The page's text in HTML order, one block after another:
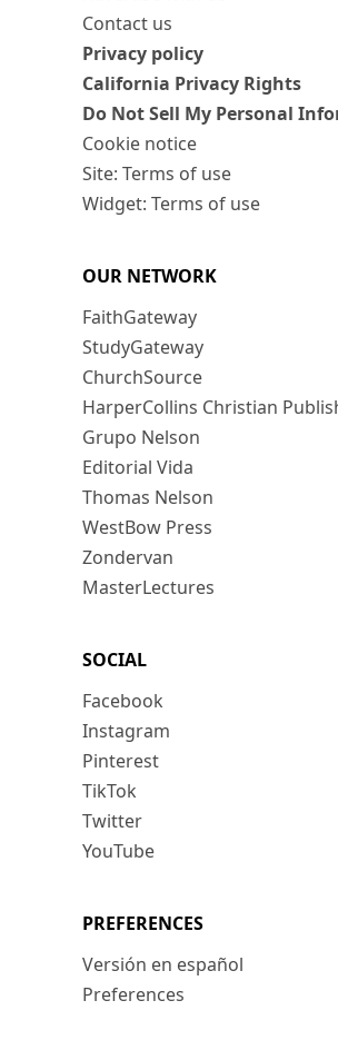
Contact us
Privacy policy
California Privacy Rights
Do Not Sell My Personal
Cookie notice
Site: Terms of use
Widget: Terms of use
OUR NETWORK
FaithGateway
StudyGateway
ChurchSource
HarperCollins Christian
Grupo Nelson
Editorial Vida
Thomas Nelson
WestBow Press
Zondervan
MasterLectures
SOCIAL
Facebook
Instagram
Pinterest
TikTok
Twitter
YouTube
PREFERENCES
Versión en español
Preferences